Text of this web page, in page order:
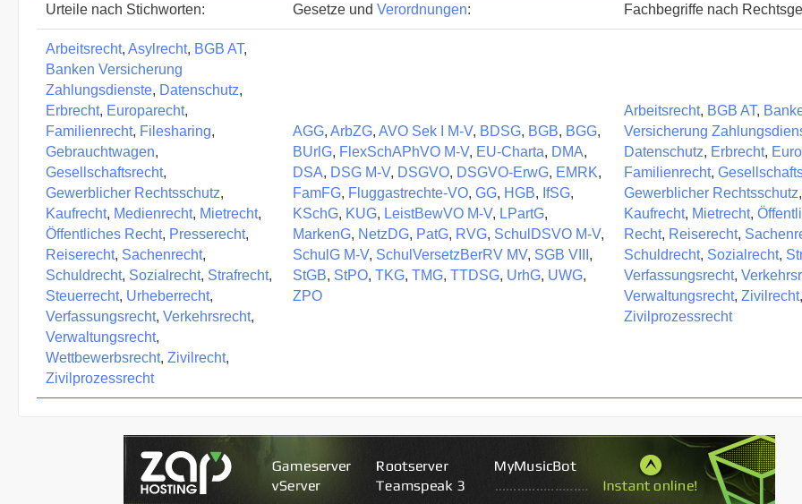
Urteile nach Stichworten: Gesetze und Verordnungen: Fachbegriffe nach
Arbeitsrecht, Asylrecht, BGB AT,
Banken Versicherung
Zahlungsdienste, Datenschutz,
Erbrecht, Europarecht,
Familienrecht, Filesharing,
Gebrauchtwagen,
Gesellschaftsrecht,
Gewerblicher Rechtsschutz,
Kaufrecht, Medienrecht, Mietrecht,
Öffentliches Recht, Presserecht,
Reiserecht, Sachenrecht,
Schuldrecht, Sozialrecht, Strafrecht,
Steuerrecht, Urheberrecht,
Verfassungsrecht, Verkehrsrecht,
Verwaltungsrecht,
Wettbewerbsrecht, Zivilrecht,
Zivilprozessrecht
AGG, ArbZG, AVO Sek I M-V, BDSG, BGB, BGG,
BUrlG, FlexSchAPhVO M-V, EU-Charta, DMA,
DSA, DSG M-V, DSGVO, DSGVO-ErwG, EMRK,
FamFG, Fluggastrechte-VO, GG, HGB, IfSG,
KSchG, KUG, LeistBewVO M-V, LPartG,
MarkenG, NetzDG, PatG, RVG, SchulDSVO M-V,
SchulG M-V, SchulVersetzBerRV MV, SGB VIII ,
StGB, StPO, TKG, TMG, TTDSG, UrhG, UWG,
ZPO
Arbeitsrecht, BGB AT,
Versicherung
Datenschutz, Erbrecht,
Familienrecht,
Gewerblicher Rechtsschutz,
Kaufrecht, Mietrecht,
Recht, Reiserecht,
Schuldrecht, Sozialrecht,
Verfassungsrecht,
Verwaltungsrecht, Zivilrecht,
Zivilprozessrecht